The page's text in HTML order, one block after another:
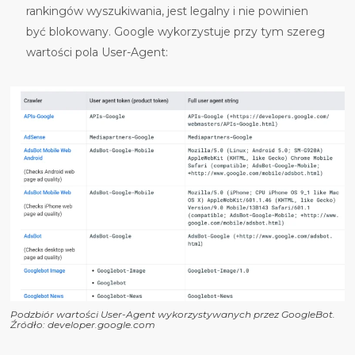
rankingów wyszukiwania, jest legalny i nie powinien
być blokowany. Google wykorzystuje przy tym szereg
wartości pola User-Agent:
Podzbiór wartości User-Agent wykorzystywanych przez GoogleBot.
Źródło: developer.google.com